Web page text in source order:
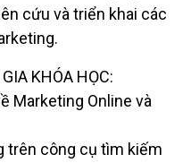
cứu và triển khai các
KHÓA HỌC:
Marketing Online và
trên công cụ tìm kiếm